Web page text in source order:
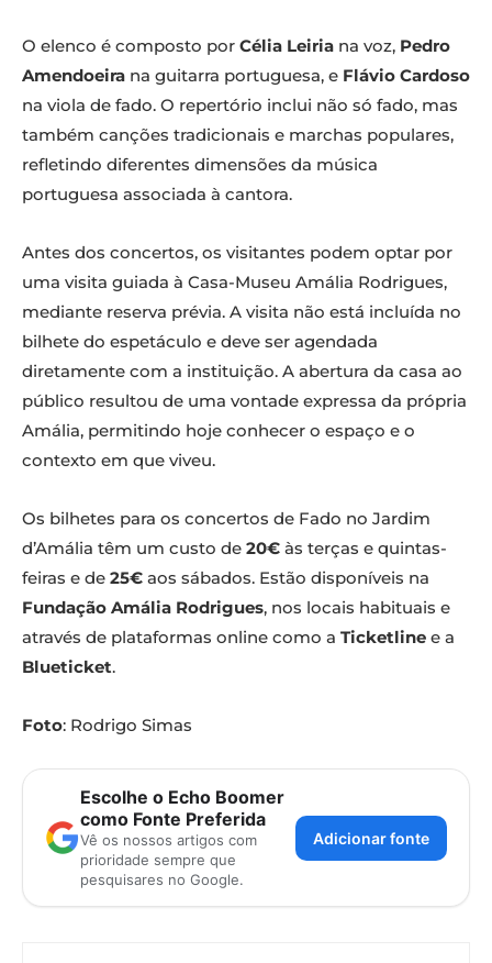
O elenco é composto por Célia Leiria na voz, Pedro
Amendoeira na guitarra portuguesa, e Flávio Cardoso
na viola de fado. O repertório inclui não só fado, mas
também canções tradicionais e marchas populares,
refletindo diferentes dimensões da música
portuguesa associada à cantora.
Antes dos concertos, os visitantes podem optar por
uma visita guiada à Casa-Museu Amália Rodrigues,
mediante reserva prévia. A visita não está incluída no
bilhete do espetáculo e deve ser agendada
diretamente com a instituição. A abertura da casa ao
público resultou de uma vontade expressa da própria
Amália, permitindo hoje conhecer o espaço e o
contexto em que viveu.
Os bilhetes para os concertos de Fado no Jardim
d’Amália têm um custo de 20€ às terças e quintas-
feiras e de 25€ aos sábados. Estão disponíveis na
Fundação Amália Rodrigues, nos locais habituais e
através de plataformas online como a Ticketline e a
Blueticket.
Foto: Rodrigo Simas
Escolhe o Echo Boomer
como Fonte Preferida
Vê os nossos artigos com
prioridade sempre que
pesquisares no Google.
Adicionar fonte